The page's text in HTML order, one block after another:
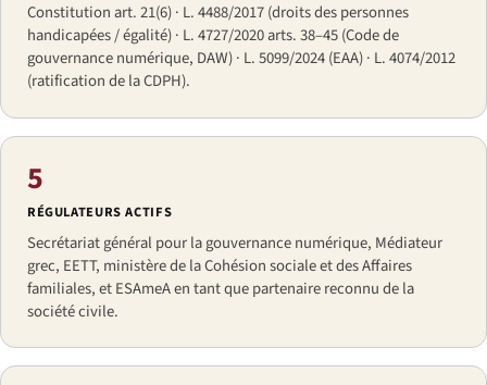
Constitution art. 21(6) · L. 4488/2017 (droits des personnes
handicapées / égalité) · L. 4727/2020 arts. 38–45 (Code de
gouvernance numérique, DAW) · L. 5099/2024 (EAA) · L. 4074/2012
(ratification de la CDPH).
5
RÉGULATEURS ACTIFS
Secrétariat général pour la gouvernance numérique, Médiateur
grec, EETT, ministère de la Cohésion sociale et des Affaires
familiales, et ESAmeA en tant que partenaire reconnu de la
société civile.